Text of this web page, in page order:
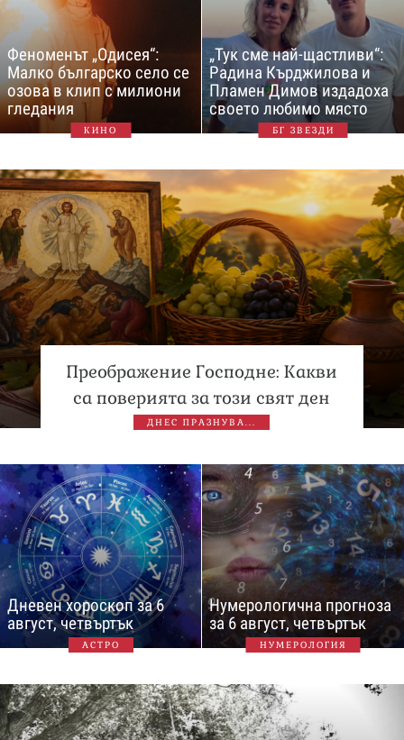
Феноменът „Одисея“:
Малко българско село се
озова в клип с милиони
гледания
КИНО
„Тук сме най-щастливи“:
Радина Кърджилова и
Пламен Димов издадоха
своето любимо място
БГ ЗВЕЗДИ
Преображение Господне: Какви
са поверията за този свят ден
ДНЕС ПРАЗНУВА...
Дневен хороскоп за 6
август, четвъртък
АСТРО
Нумерологична прогноза
за 6 август, четвъртък
НУМЕРОЛОГИЯ